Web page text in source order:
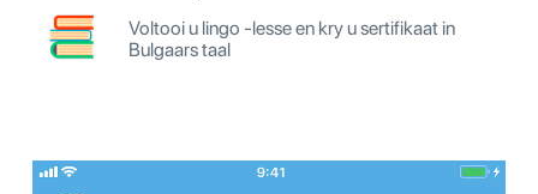
Voltooi u lingo -lesse en kry u sertifikaat in
Bulgaars taal